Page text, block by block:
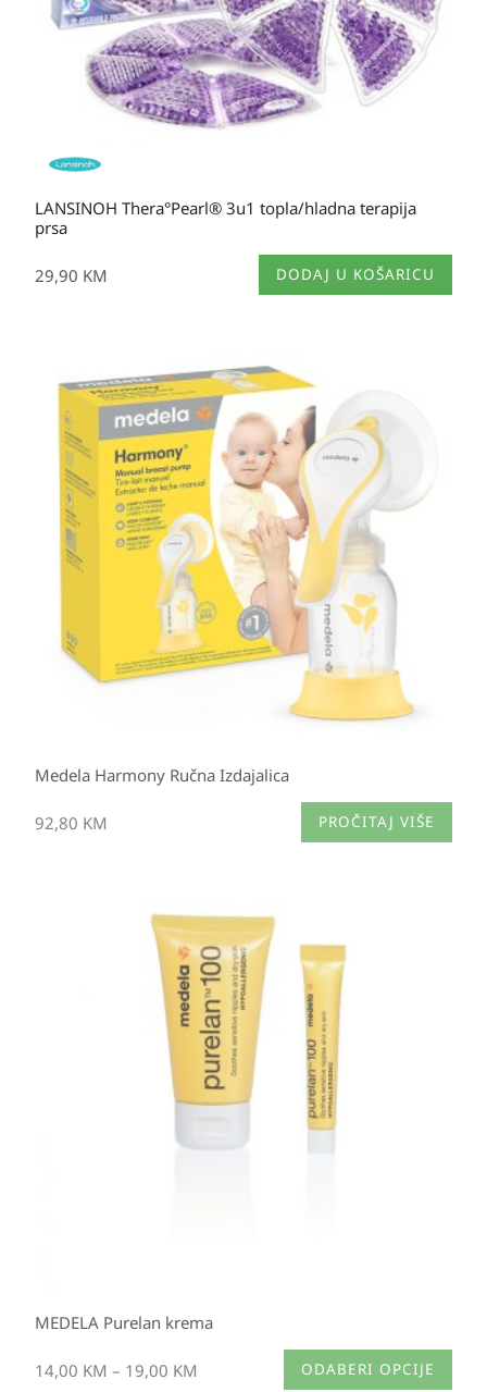
LANSINOH Thera°Pearl® 3u1 topla/hladna terapija
prsa
29,90 KM DODAJ U KOŠARICU
Medela Harmony Ručna Izdajalica
92,80 KM PROČITAJ VIŠE
MEDELA Purelan krema
14,00 KM – 19,00 KM ODABERI OPCIJE
Ovaj
proizvod